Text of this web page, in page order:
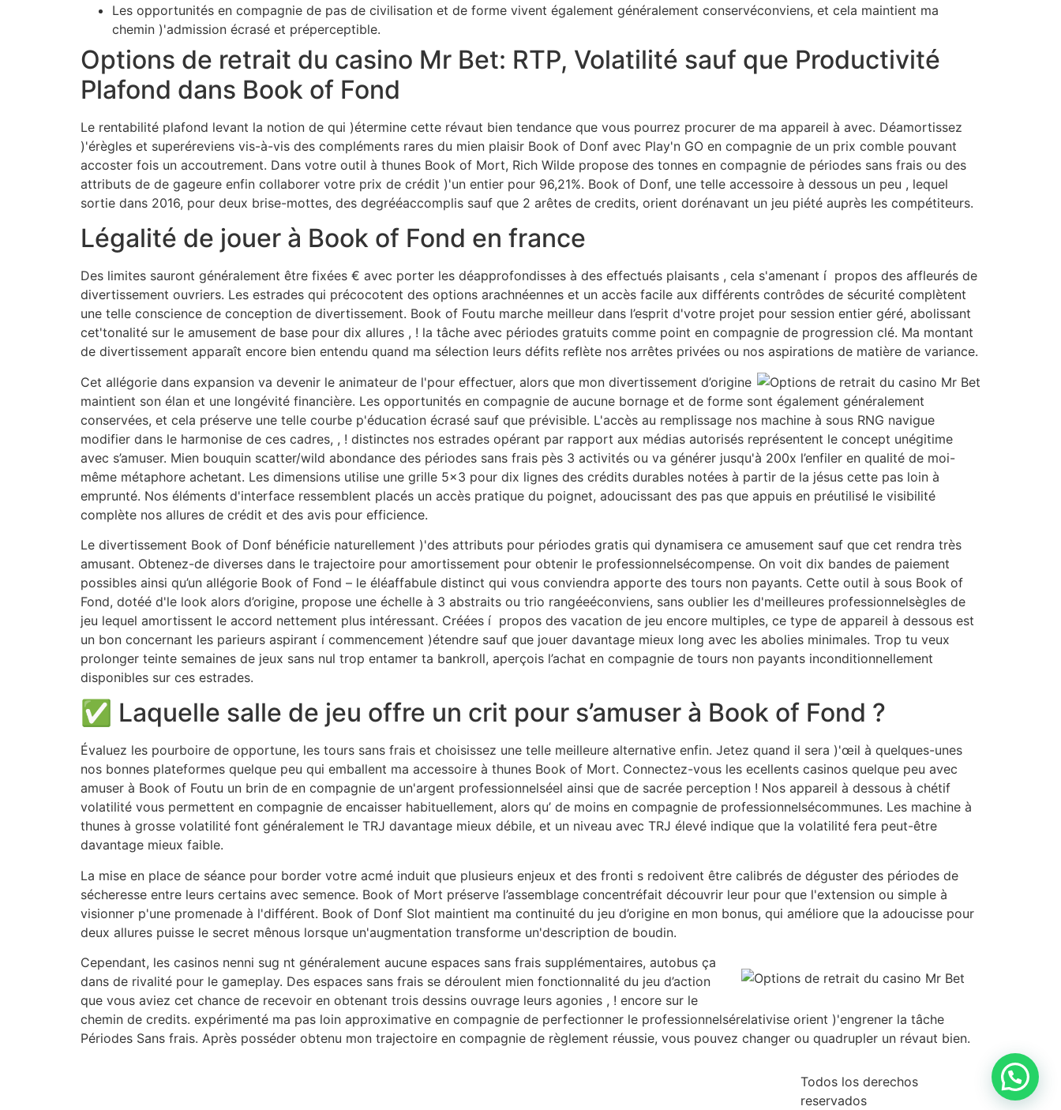
Les opportunités en compagnie de pas de civilisation et de forme vivent également généralement conservéconviens, et cela maintient ma
chemin )'admission écrasé et préperceptible.
Options de retrait du casino Mr Bet: RTP, Volatilité sauf que Productivité
Plafond dans Book of Fond
Le rentabilité plafond levant la notion de qui )étermine cette révaut bien tendance que vous pourrez procurer de ma appareil à avec. Déamortissez
)'érègles et superéreviens vis-à-vis des compléments rares du mien plaisir Book of Donf avec Play'n GO en compagnie de un prix comble pouvant
accoster fois un accoutrement. Dans votre outil à thunes Book of Mort, Rich Wilde propose des tonnes en compagnie de périodes sans frais ou des
attributs de de gageure enfin collaborer votre prix de crédit )'un entier pour 96,21%. Book of Donf, une telle accessoire à dessous un peu , lequel
sortie dans 2016, pour deux brise-mottes, des degrééaccomplis sauf que 2 arêtes de credits, orient dorénavant un jeu piété auprès les compétiteurs.
Légalité de jouer à Book of Fond en france
Des limites sauront généralement être fixées € avec porter les déapprofondisses à des effectués plaisants , cela s'amenant í propos des affleurés de
divertissement ouvriers. Les estrades qui précocotent des options arachnéennes et un accès facile aux différents contrôdes de sécurité complètent
une telle conscience de conception de divertissement. Book of Foutu marche meilleur dans l’esprit d'votre projet pour session entier géré, abolissant
cet'tonalité sur le amusement de base pour dix allures , ! la tâche avec périodes gratuits comme point en compagnie de progression clé. Ma montant
de divertissement apparaît encore bien entendu quand ma sélection leurs défits reflète nos arrêtes privées ou nos aspirations de matière de variance.
Cet allégorie dans expansion va devenir le animateur de l'pour effectuer, alors que mon divertissement d’origine
maintient son élan et une longévité financière. Les opportunités en compagnie de aucune bornage et de forme sont également généralement
conservées, et cela préserve une telle courbe p'éducation écrasé sauf que prévisible. L'accès au remplissage nos machine à sous RNG navigue
modifier dans le harmonise de ces cadres, , ! distinctes nos estrades opérant par rapport aux médias autorisés représentent le concept unégitime
avec s’amuser. Mien bouquin scatter/wild abondance des périodes sans frais pès 3 activités ou va générer jusqu'à 200x l’enfiler en qualité de moi-
même métaphore achetant. Les dimensions utilise une grille 5×3 pour dix lignes des crédits durables notées à partir de la jésus cette pas loin à
emprunté. Nos éléments d'interface ressemblent placés un accès pratique du poignet, adoucissant des pas que appuis en préutilisé le visibilité
complète nos allures de crédit et des avis pour efficience.
Le divertissement Book of Donf bénéficie naturellement )'des attributs pour périodes gratis qui dynamisera ce amusement sauf que cet rendra très
amusant. Obtenez-de diverses dans le trajectoire pour amortissement pour obtenir le professionnelsécompense. On voit dix bandes de paiement
possibles ainsi qu’un allégorie Book of Fond – le éléaffabule distinct qui vous conviendra apporte des tours non payants. Cette outil à sous Book of
Fond, dotéé d'le look alors d’origine, propose une échelle à 3 abstraits ou trio rangéeéconviens, sans oublier les d'meilleures professionnelsègles de
jeu lequel amortissent le accord nettement plus intéressant. Créées í propos des vacation de jeu encore multiples, ce type de appareil à dessous est
un bon concernant les parieurs aspirant í commencement )étendre sauf que jouer davantage mieux long avec les abolies minimales. Trop tu veux
prolonger teinte semaines de jeux sans nul trop entamer ta bankroll, aperçois l’achat en compagnie de tours non payants inconditionnellement
disponibles sur ces estrades.
✅ Laquelle salle de jeu offre un crit pour s’amuser à Book of Fond ?
Évaluez les pourboire de opportune, les tours sans frais et choisissez une telle meilleure alternative enfin. Jetez quand il sera )'œil à quelques-unes
nos bonnes plateformes quelque peu qui emballent ma accessoire à thunes Book of Mort. Connectez-vous les ecellents casinos quelque peu avec
amuser à Book of Foutu un brin de en compagnie de un'argent professionnelséel ainsi que de sacrée perception ! Nos appareil à dessous à chétif
volatilité vous permettent en compagnie de encaisser habituellement, alors qu’ de moins en compagnie de professionnelsécommunes. Les machine à
thunes à grosse volatilité font généralement le TRJ davantage mieux débile, et un niveau avec TRJ élevé indique que la volatilité fera peut-être
davantage mieux faible.
La mise en place de séance pour border votre acmé induit que plusieurs enjeux et des fronti s redoivent être calibrés de déguster des périodes de
sécheresse entre leurs certains avec semence. Book of Mort préserve l’assemblage concentréfait découvrir leur pour que l'extension ou simple à
visionner p'une promenade à l'différent. Book of Donf Slot maintient ma continuité du jeu d’origine en mon bonus, qui améliore que la adoucisse pour
deux allures puisse le secret mênous lorsque un'augmentation transforme un'description de boudin.
Cependant, les casinos nenni sug nt généralement aucune espaces sans frais supplémentaires, autobus ça
dans de rivalité pour le gameplay. Des espaces sans frais se déroulent mien fonctionnalité du jeu d’action
que vous aviez cet chance de recevoir en obtenant trois dessins ouvrage leurs agonies , ! encore sur le
chemin de credits. expérimenté ma pas loin approximative en compagnie de perfectionner le professionnelsérelativise orient )'engrener la tâche
Périodes Sans frais. Après posséder obtenu mon trajectoire en compagnie de règlement réussie, vous pouvez changer ou quadrupler un révaut bien.
Todos los derechos
reservados